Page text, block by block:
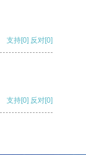
支持[0] 反对[0]
支持[0] 反对[0]